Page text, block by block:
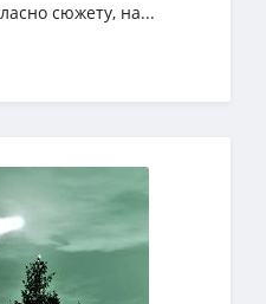
сюжету, на...